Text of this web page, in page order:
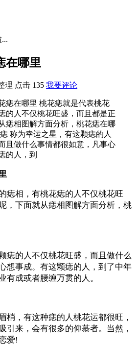
在哪里
理 点击 135 我要评论
痣在哪里 桃花痣就是代表桃花
的人不仅桃花旺盛，而且都是正
痣相图解方面分析，桃花痣在哪
称为幸运之星，有这颗痣的人
且做什么事情都很如意，凡事心
的人，到
痣相，有桃花痣的人不仅桃花旺
，下面就从痣相图解方面分析，桃
痣的人不仅桃花旺盛，而且做什么
想事成。有这颗痣的人，到了中年
有成或者腰缠万贯的人。
梢，有这种痣的人桃花运都很旺，
引来，会有很多的仰慕者。当然，
爱!